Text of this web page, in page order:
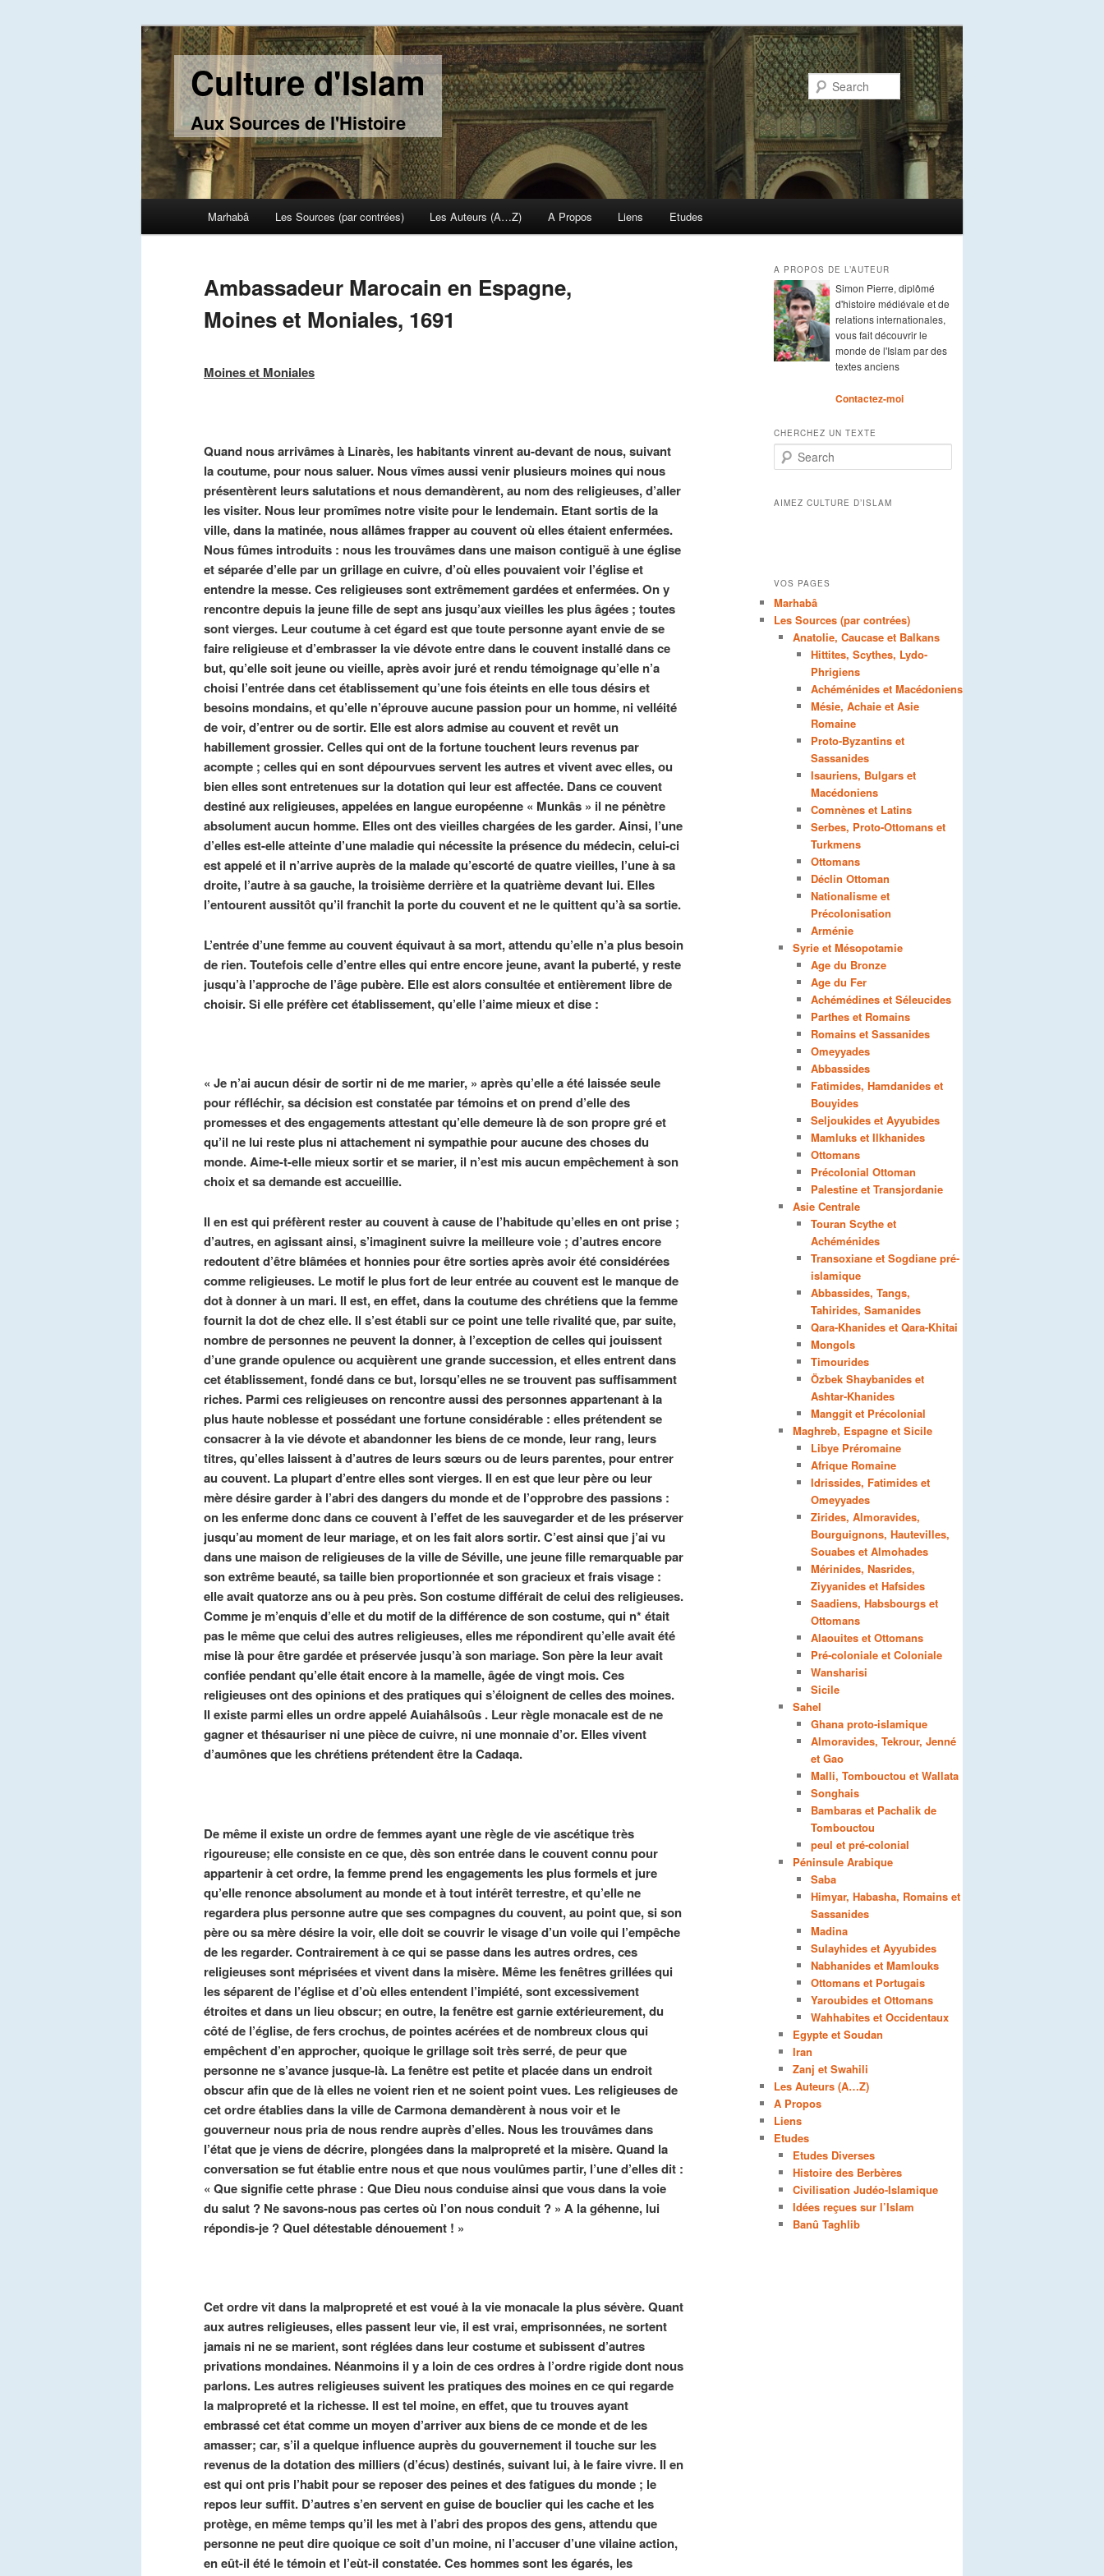
Culture d'Islam
Aux Sources de l'Histoire
Search
Skip to primary content
Skip to secondary content
Marhabâ Les Sources (par contrées) Les Auteurs (A…Z) A Propos Liens Etudes
Ambassadeur Marocain en Espagne,
Moines et Moniales, 1691
Moines et Moniales
Quand nous arrivâmes à Linarès, les habitants vinrent au-devant de nous, suivant
la coutume, pour nous saluer. Nous vîmes aussi venir plusieurs moines qui nous
présentèrent leurs salutations et nous demandèrent, au nom des religieuses, d’aller
les visiter. Nous leur promîmes notre visite pour le lendemain. Etant sortis de la
ville, dans la matinée, nous allâmes frapper au couvent où elles étaient enfermées.
Nous fûmes introduits : nous les trouvâmes dans une maison contiguë à une église
et séparée d’elle par un grillage en cuivre, d’où elles pouvaient voir l’église et
entendre la messe. Ces religieuses sont extrêmement gardées et enfermées. On y
rencontre depuis la jeune fille de sept ans jusqu’aux vieilles les plus âgées ; toutes
sont vierges. Leur coutume à cet égard est que toute personne ayant envie de se
faire religieuse et d’embrasser la vie dévote entre dans le couvent installé dans ce
but, qu’elle soit jeune ou vieille, après avoir juré et rendu témoignage qu’elle n’a
choisi l’entrée dans cet établissement qu’une fois éteints en elle tous désirs et
besoins mondains, et qu’elle n’éprouve aucune passion pour un homme, ni velléité
de voir, d’entrer ou de sortir. Elle est alors admise au couvent et revêt un
habillement grossier. Celles qui ont de la fortune touchent leurs revenus par
acompte ; celles qui en sont dépourvues servent les autres et vivent avec elles, ou
bien elles sont entretenues sur la dotation qui leur est affectée. Dans ce couvent
destiné aux religieuses, appelées en langue européenne « Munkâs » il ne pénètre
absolument aucun homme. Elles ont des vieilles chargées de les garder. Ainsi, l’une
d’elles est-elle atteinte d’une maladie qui nécessite la présence du médecin, celui-ci
est appelé et il n’arrive auprès de la malade qu’escorté de quatre vieilles, l’une à sa
droite, l’autre à sa gauche, la troisième derrière et la quatrième devant lui. Elles
l’entourent aussitôt qu’il franchit la porte du couvent et ne le quittent qu’à sa sortie.
L’entrée d’une femme au couvent équivaut à sa mort, attendu qu’elle n’a plus besoin
de rien. Toutefois celle d’entre elles qui entre encore jeune, avant la puberté, y reste
jusqu’à l’approche de l’âge pubère. Elle est alors consultée et entièrement libre de
choisir. Si elle préfère cet établissement, qu’elle l’aime mieux et dise :
« Je n’ai aucun désir de sortir ni de me marier, » après qu’elle a été laissée seule
pour réfléchir, sa décision est constatée par témoins et on prend d’elle des
promesses et des engagements attestant qu’elle demeure là de son propre gré et
qu’il ne lui reste plus ni attachement ni sympathie pour aucune des choses du
monde. Aime-t-elle mieux sortir et se marier, il n’est mis aucun empêchement à son
choix et sa demande est accueillie.
Il en est qui préfèrent rester au couvent à cause de l’habitude qu’elles en ont prise ;
d’autres, en agissant ainsi, s’imaginent suivre la meilleure voie ; d’autres encore
redoutent d’être blâmées et honnies pour être sorties après avoir été considérées
comme religieuses. Le motif le plus fort de leur entrée au couvent est le manque de
dot à donner à un mari. Il est, en effet, dans la coutume des chrétiens que la femme
fournit la dot de chez elle. Il s’est établi sur ce point une telle rivalité que, par suite,
nombre de personnes ne peuvent la donner, à l’exception de celles qui jouissent
d’une grande opulence ou acquièrent une grande succession, et elles entrent dans
cet établissement, fondé dans ce but, lorsqu’elles ne se trouvent pas suffisamment
riches. Parmi ces religieuses on rencontre aussi des personnes appartenant à la
plus haute noblesse et possédant une fortune considérable : elles prétendent se
consacrer à la vie dévote et abandonner les biens de ce monde, leur rang, leurs
titres, qu’elles laissent à d’autres de leurs sœurs ou de leurs parentes, pour entrer
au couvent. La plupart d’entre elles sont vierges. Il en est que leur père ou leur
mère désire garder à l’abri des dangers du monde et de l’opprobre des passions :
on les enferme donc dans ce couvent à l’effet de les sauvegarder et de les préserver
jusqu’au moment de leur mariage, et on les fait alors sortir. C’est ainsi que j’ai vu
dans une maison de religieuses de la ville de Séville, une jeune fille remarquable par
son extrême beauté, sa taille bien proportionnée et son gracieux et frais visage :
elle avait quatorze ans ou à peu près. Son costume différait de celui des religieuses.
Comme je m’enquis d’elle et du motif de la différence de son costume, qui n* était
pas le même que celui des autres religieuses, elles me répondirent qu’elle avait été
mise là pour être gardée et préservée jusqu’à son mariage. Son père la leur avait
confiée pendant qu’elle était encore à la mamelle, âgée de vingt mois. Ces
religieuses ont des opinions et des pratiques qui s’éloignent de celles des moines.
Il existe parmi elles un ordre appelé Auiahâlsoûs . Leur règle monacale est de ne
gagner et thésauriser ni une pièce de cuivre, ni une monnaie d’or. Elles vivent
d’aumônes que les chrétiens prétendent être la Cadaqa.
De même il existe un ordre de femmes ayant une règle de vie ascétique très
rigoureuse; elle consiste en ce que, dès son entrée dans le couvent connu pour
appartenir à cet ordre, la femme prend les engagements les plus formels et jure
qu’elle renonce absolument au monde et à tout intérêt terrestre, et qu’elle ne
regardera plus personne autre que ses compagnes du couvent, au point que, si son
père ou sa mère désire la voir, elle doit se couvrir le visage d’un voile qui l’empêche
de les regarder. Contrairement à ce qui se passe dans les autres ordres, ces
religieuses sont méprisées et vivent dans la misère. Même les fenêtres grillées qui
les séparent de l’église et d’où elles entendent l’impiété, sont excessivement
étroites et dans un lieu obscur; en outre, la fenêtre est garnie extérieurement, du
côté de l’église, de fers crochus, de pointes acérées et de nombreux clous qui
empêchent d’en approcher, quoique le grillage soit très serré, de peur que
personne ne s’avance jusque-là. La fenêtre est petite et placée dans un endroit
obscur afin que de là elles ne voient rien et ne soient point vues. Les religieuses de
cet ordre établies dans la ville de Carmona demandèrent à nous voir et le
gouverneur nous pria de nous rendre auprès d’elles. Nous les trouvâmes dans
l’état que je viens de décrire, plongées dans la malpropreté et la misère. Quand la
conversation se fut établie entre nous et que nous voulûmes partir, l’une d’elles dit :
« Que signifie cette phrase : Que Dieu nous conduise ainsi que vous dans la voie
du salut ? Ne savons-nous pas certes où l’on nous conduit ? » A la géhenne, lui
répondis-je ? Quel détestable dénouement ! »
Cet ordre vit dans la malpropreté et est voué à la vie monacale la plus sévère. Quant
aux autres religieuses, elles passent leur vie, il est vrai, emprisonnées, ne sortent
jamais ni ne se marient, sont réglées dans leur costume et subissent d’autres
privations mondaines. Néanmoins il y a loin de ces ordres à l’ordre rigide dont nous
parlons. Les autres religieuses suivent les pratiques des moines en ce qui regarde
la malpropreté et la richesse. Il est tel moine, en effet, que tu trouves ayant
embrassé cet état comme un moyen d’arriver aux biens de ce monde et de les
amasser; car, s’il a quelque influence auprès du gouvernement il touche sur les
revenus de la dotation des milliers (d’écus) destinés, suivant lui, à le faire vivre. Il en
est qui ont pris l’habit pour se reposer des peines et des fatigues du monde ; le
repos leur suffit. D’autres s’en servent en guise de bouclier qui les cache et les
protège, en même temps qu’il les met à l’abri des propos des gens, attendu que
personne ne peut dire quoique ce soit d’un moine, ni l’accuser d’une vilaine action,
en eût-il été le témoin et l’eùt-il constatée. Ces hommes sont les égarés, les
A PROPOS DE L’AUTEUR
Simon Pierre, diplômé
d'histoire médiévale et de
relations internationales,
vous fait découvrir le
monde de l'Islam par des
textes anciens
Contactez-moi
CHERCHEZ UN TEXTE
Search
AIMEZ CULTURE D’ISLAM
VOS PAGES
Marhabâ
Les Sources (par contrées)
Anatolie, Caucase et Balkans
Hittites, Scythes, Lydo-
Phrigiens
Achéménides et Macédoniens
Mésie, Achaie et Asie
Romaine
Proto-Byzantins et
Sassanides
Isauriens, Bulgars et
Macédoniens
Comnènes et Latins
Serbes, Proto-Ottomans et
Turkmens
Ottomans
Déclin Ottoman
Nationalisme et
Précolonisation
Arménie
Syrie et Mésopotamie
Age du Bronze
Age du Fer
Achémédines et Séleucides
Parthes et Romains
Romains et Sassanides
Omeyyades
Abbassides
Fatimides, Hamdanides et
Bouyides
Seljoukides et Ayyubides
Mamluks et Ilkhanides
Ottomans
Précolonial Ottoman
Palestine et Transjordanie
Asie Centrale
Touran Scythe et
Achéménides
Transoxiane et Sogdiane pré-
islamique
Abbassides, Tangs,
Tahirides, Samanides
Qara-Khanides et Qara-Khitai
Mongols
Timourides
Özbek Shaybanides et
Ashtar-Khanides
Manggit et Précolonial
Maghreb, Espagne et Sicile
Libye Préromaine
Afrique Romaine
Idrissides, Fatimides et
Omeyyades
Zirides, Almoravides,
Bourguignons, Hautevilles,
Souabes et Almohades
Mérinides, Nasrides,
Ziyyanides et Hafsides
Saadiens, Habsbourgs et
Ottomans
Alaouites et Ottomans
Pré-coloniale et Coloniale
Wansharisi
Sicile
Sahel
Ghana proto-islamique
Almoravides, Tekrour, Jenné
et Gao
Malli, Tombouctou et Wallata
Songhais
Bambaras et Pachalik de
Tombouctou
peul et pré-colonial
Péninsule Arabique
Saba
Himyar, Habasha, Romains et
Sassanides
Madina
Sulayhides et Ayyubides
Nabhanides et Mamlouks
Ottomans et Portugais
Yaroubides et Ottomans
Wahhabites et Occidentaux
Egypte et Soudan
Iran
Zanj et Swahili
Les Auteurs (A…Z)
A Propos
Liens
Etudes
Etudes Diverses
Histoire des Berbères
Civilisation Judéo-Islamique
Idées reçues sur l’Islam
Banû Taghlib